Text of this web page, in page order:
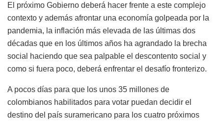
El próximo Gobierno deberá hacer frente a este complejo
contexto y además afrontar una economía golpeada por la
pandemia, la inflación más elevada de las últimas dos
décadas que en los últimos años ha agrandado la brecha
social haciendo que sea palpable el descontento social y
como si fuera poco, deberá enfrentar el desafío fronterizo.
A pocos días para que los unos 35 millones de
colombianos habilitados para votar puedan decidir el
destino del país suramericano para los cuatro próximos